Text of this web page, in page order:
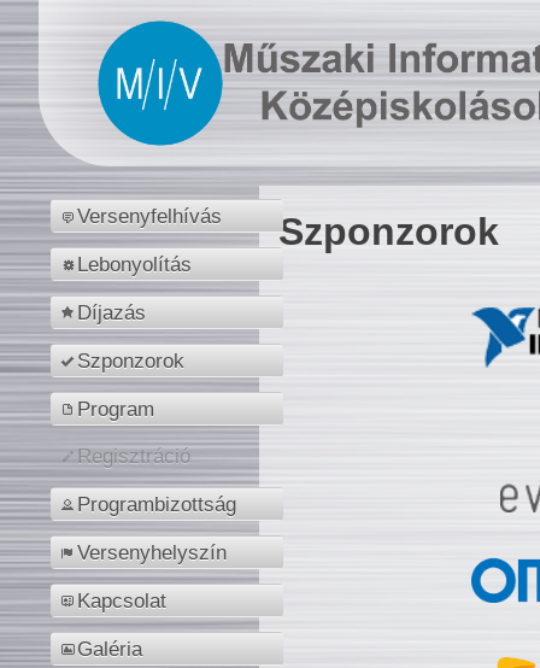
Versenyfelhívás
Lebonyolítás
Díjazás
Szponzorok
Program
Regisztráció
Programbizottság
Versenyhelyszín
Kapcsolat
Galéria
Szponzorok